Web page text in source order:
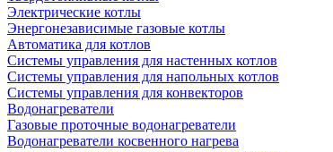
Электрические котлы
Энергонезависимые газовые котлы
Автоматика для котлов
Системы управления для настенных котлов
Системы управления для напольных котлов
Системы управления для конвекторов
Водонагреватели
Газовые проточные водонагреватели
Водонагреватели косвенного нагрева